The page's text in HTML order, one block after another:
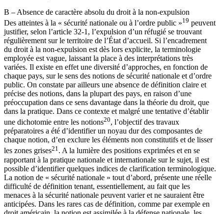
B – Absence de caractère absolu du droit à la non-expulsion
Des atteintes à la « sécurité nationale ou à l’ordre public »19 peuvent
justifier, selon l’article 32-1, l’expulsion d’un réfugié se trouvant
régulièrement sur le territoire de l’État d’accueil. Si l’encadrement
du droit à la non-expulsion est dès lors explicite, la terminologie
employée est vague, laissant la place à des interprétations très
variées. Il existe en effet une diversité d’approches, en fonction de
chaque pays, sur le sens des notions de sécurité nationale et d’ordre
public. On constate par ailleurs une absence de définition claire et
précise des notions, dans la plupart des pays, en raison d’une
préoccupation dans ce sens davantage dans la théorie du droit, que
dans la pratique. Dans ce contexte et malgré une tentative d’établir
une dichotomie entre les notions20, l’objectif des travaux
préparatoires a été d’identifier un noyau dur des composantes de
chaque notion, d’en exclure les éléments non constitutifs et de lisser
les zones grises21 . A la lumière des positions exprimées et en se
rapportant à la pratique nationale et internationale sur le sujet, il est
possible d’identifier quelques indices de clarification terminologique.
La notion de « sécurité nationale » tout d’abord, présente une réelle
difficulté de définition tenant, essentiellement, au fait que les
menaces à la sécurité nationale peuvent varier et ne sauraient être
anticipées. Dans les rares cas de définition, comme par exemple en